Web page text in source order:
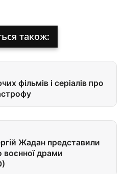
також:
фільмів і серіалів про
Жадан представили
воєнної драми